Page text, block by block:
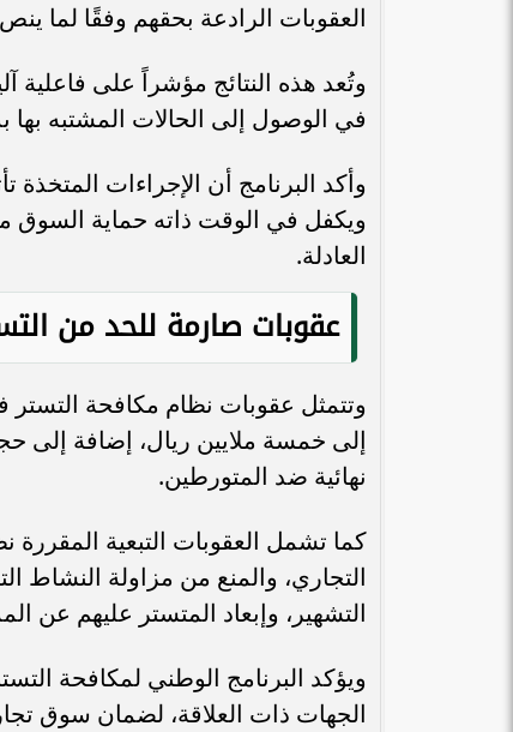
العقوبات الرادعة بحقهم وفقًا لما
وتُعد هذه النتائج مؤشراً على فاعلية
في الوصول إلى الحالات المشتبه
وأكد البرنامج أن الإجراءات
ويكفل في الوقت ذاته حماية السوق
العادلة.
عقوبات صارمة للحد من
وتتمثل عقوبات نظام مكافحة
إلى خمسة ملايين ريال، إضافة إلى
نهائية ضد المتورطين.
كما تشمل العقوبات التبعية
التجاري، والمنع من مزاولة النشاط
التشهير، وإبعاد المتستر عليهم عن
ويؤكد البرنامج الوطني لمكافحة
الجهات ذات العلاقة، لضمان سوق